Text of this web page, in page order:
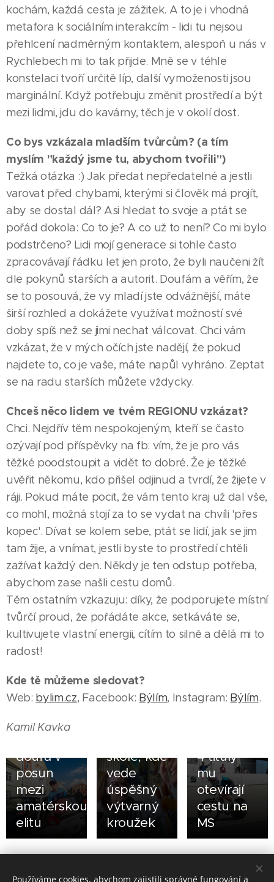
kochám, každá cesta je zážitek. A to je i vhodná
metafora k sociálním interakcím - lidi tu nejsou
přehlcení nadměrným kontaktem, alespoň u nás v
Rychlebech mi to tak přijde. Mně se v téhle
konstelaci tvoří určitě líp, další vymoženosti jsou
marginální. Když potřebuju změnit prostředí a být
mezi lidmi, jdu do kavárny, těch je v okolí dost.
Co bys vzkázala mladším tvůrcům? (a tím
myslím "každý jsme tu, abychom tvořili")
Težká otázka :) Jak předat nepředatelné a jestli
varovat před chybami, kterými si člověk má projít,
aby se dostal dál? Asi hledat to svoje a ptát se
pořád dokola: Co to je? A co už to není? Co mi bylo
podstrčeno? Lidi mojí generace si tohle často
zpracovávají řádku let jen proto, že byli naučeni žít
dle pokynů starších a autorit. Doufám a věřím, že
se to posouvá, že vy mladí jste odvážnější, máte
širší rozhled a dokážete využívat možností své
doby spíš než se jimi nechat válcovat. Chci vám
vzkázat, že v mých očích jste nadějí, že pokud
najdete to, co je vaše, máte napůl vyhráno. Zeptat
se na radu starších můžete vždycky.
Chceš něco lidem ve tvém REGIONU vzkázat?
Chci. Nejdřív těm nespokojeným, kteří se často
ozývají pod příspěvky na fb: vím, že je pro vás
těžké poodstoupit a vidět to dobré. Že je těžké
uvěřit někomu, kdo přišel odjinud a tvrdí, že žijete v
ráji. Pokud máte pocit, že vám tento kraj už dal vše,
co mohl, možná stojí za to se vydat na chvíli 'přes
kopec'. Dívat se kolem sebe, ptát se lidí, jak se jim
tam žije, a vnímat, jestli byste to prostředí chtěli
zažívat každý den. Někdy je ten odstup potřeba,
abychom zase našli cestu domů.
Těm ostatním vzkazuju: díky, že podporujete místní
tvůrčí proud, že pořádáte akce, setkáváte se,
kultivujete vlastní energii, cítím to silně a dělá mi to
radost!
Kde tě můžeme sledovat?
Web: bylim.cz, Facebook: Býlím, Instagram: Býlím.
Kamil Kavka
06.08.2026
Jeseníčák
Tomáš
Janík si za
volantem
závodního
vozu plní
doufá v
posun
mezi
amatérskou
elitu
31.07.2026
Tomická
se do
Bělé
škole, kde
vede
úspěšný
výtvarný
kroužek
28.07.2026
Tomáš
republikové
šampionáty
4 tituly
mu
otevírají
cestu na
MS
Používáme cookies, abychom zajistili správné fungování a